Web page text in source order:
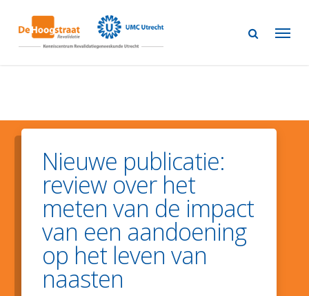
main
Nieuwe publicatie:
review over het
meten van de impact
van een aandoening
op het leven van
naasten